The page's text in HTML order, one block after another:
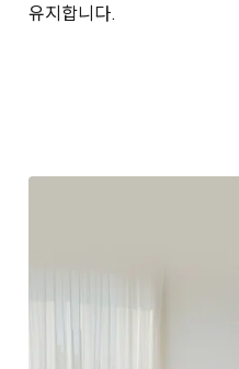
유지합니다.